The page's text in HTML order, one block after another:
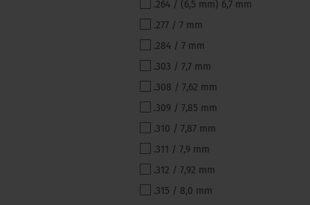
.264 / (6,5 mm) 6,7 mm
.277 / 7 mm
.284 / 7 mm
.303 / 7,7 mm
.308 / 7,62 mm
.309 / 7,85 mm
.310 / 7,87 mm
.311 / 7,9 mm
.312 / 7,92 mm
.315 / 8,0 mm